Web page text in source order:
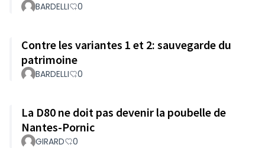
BARDELLI 0
Contre les variantes 1 et 2: sauvegarde du
patrimoine
BARDELLI 0
La D80 ne doit pas devenir la poubelle de
Nantes-Pornic
GIRARD 0